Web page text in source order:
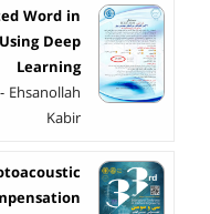
Word in
Deep
Learning
Ehsanollah
Kabir